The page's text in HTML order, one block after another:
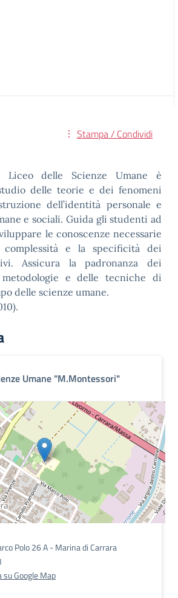
Stampa / Condividi
delle Scienze Umane è
delle teorie e dei fenomeni
dell’identità personale e
e sociali. Guida gli studenti ad
le conoscenze necessarie
e la specificità dei
Assicura la padronanza dei
e delle tecniche di
delle scienze umane.
Umane "M.Montessori"
Polo 26 A - Marina di Carrara
su Google Map